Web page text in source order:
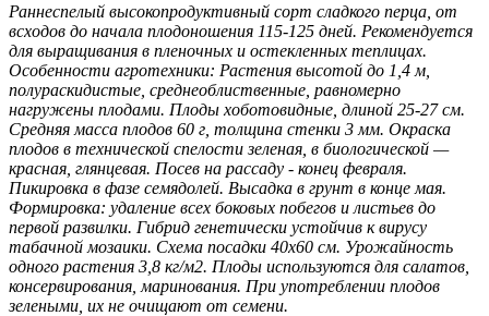
Раннеспелый высокопродуктивный сорт сладкого перца, от
всходов до начала плодоношения 115-125 дней. Рекомендуется
для выращивания в пленочных и остекленных теплицах.
Особенности агротехники: Растения высотой до 1,4 м,
полураскидистые, среднеоблиственные, равномерно
нагружены плодами. Плоды хоботовидные, длиной 25-27 см.
Средняя масса плодов 60 г, толщина стенки 3 мм. Окраска
плодов в технической спелости зеленая, в биологической —
красная, глянцевая. Посев на рассаду - конец февраля.
Пикировка в фазе семядолей. Высадка в грунт в конце мая.
Формировка: удаление всех боковых побегов и листьев до
первой развилки. Гибрид генетически устойчив к вирусу
табачной мозаики. Схема посадки 40x60 см. Урожайность
одного растения 3,8 кг/м2. Плоды используются для салатов,
консервирования, маринования. При употреблении плодов
зелеными, их не очищают от семени.